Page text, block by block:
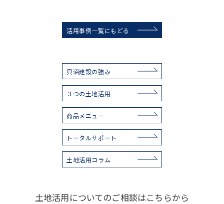
活用事例一覧にもどる
貝沼建設の強み
３つの土地活用
商品メニュー
トータルサポート
土地活用コラム
土地活用についてのご相談はこちらから